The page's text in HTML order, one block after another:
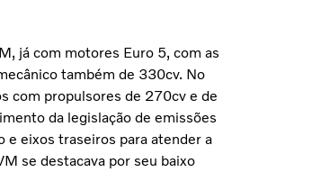
já com motores Euro 5, com as
também de 330cv. No
com propulsores de 270cv e de
da legislação de emissões
e eixos traseiros para atender a
se destacava por seu baixo